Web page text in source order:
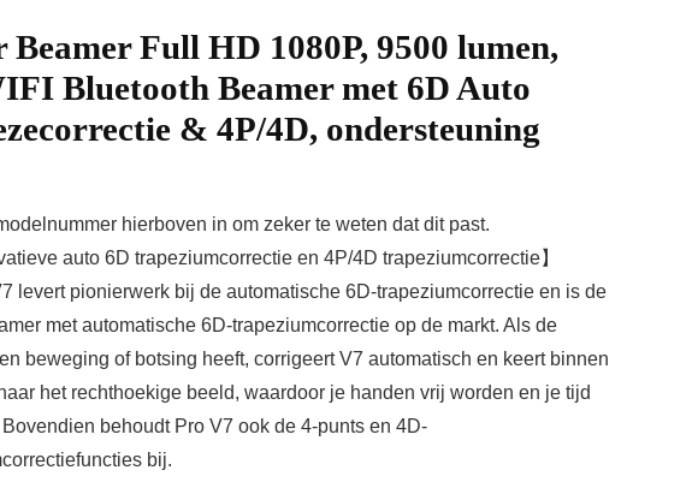
Beamer Full HD 1080P, 9500 lumen,
Bluetooth Beamer met 6D Auto
& 4P/4D, ondersteuning
hierboven in om zeker te weten dat dit past.
auto 6D trapeziumcorrectie en 4P/4D trapeziumcorrectie】
levert pionierwerk bij de automatische 6D-trapeziumcorrectie en is de
met automatische 6D-trapeziumcorrectie op de markt. Als de
beweging of botsing heeft, corrigeert V7 automatisch en keert binnen
het rechthoekige beeld, waardoor je handen vrij worden en je tijd
Bovendien behoudt Pro V7 ook de 4-punts en 4D-
bij.